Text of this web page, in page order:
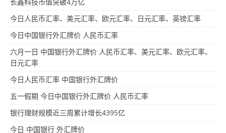
今日人民币汇率、美元汇率、欧元汇率、日元汇率、英镑汇率
今日中国银行外汇牌价 人民币汇率
六月一日 中国银行外汇牌价 人民币汇率、美元汇率、欧元汇率、
日元汇率
今日人民币汇率 中国银行外汇牌价
五一假期 今日中国银行外汇牌价 人民币汇率
银行理财规模近三周累计增长4395亿
今日 中国银行 外汇牌价